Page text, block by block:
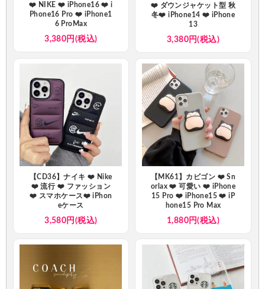
❤️ NIKE ❤️ iPhone16 ❤️ i
Phone16 Pro ❤️ iPhone1
6 ProMax
3,380円(税込)
❤️ ダウンジャケット型 秋
冬❤️ iPhone14 ❤️ iPhone
13
3,380円(税込)
【CD36】ナイキ ❤️ Nike
❤️ 流行 ❤️ ファッション
❤️ スマホケース❤️ iPhon
eケース
3,580円(税込)
【MK61】カビゴン ❤️ Sn
orlax ❤️ 可愛い ❤️ iPhone
15 Pro ❤️ iPhone15 ❤️ iP
hone15 Pro Max
1,880円(税込)